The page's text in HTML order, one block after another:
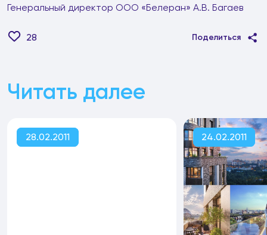
28 Поделиться
Читать далее
28.02.2011 24.02.2011